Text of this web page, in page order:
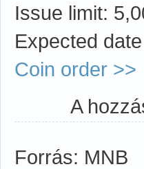
Issue limit:
Expected
Coin order >>
A
Forrás: MNB